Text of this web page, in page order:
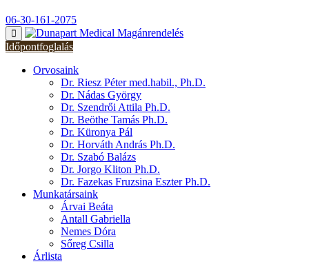
06-30-161-2075
Időpontfoglalás
Orvosaink
Dr. Riesz Péter med.habil., Ph.D.
Dr. Nádas György
Dr. Szendrői Attila Ph.D.
Dr. Beöthe Tamás Ph.D.
Dr. Küronya Pál
Dr. Horváth András Ph.D.
Dr. Szabó Balázs
Dr. Jorgo Kliton Ph.D.
Dr. Fazekas Fruzsina Eszter Ph.D.
Munkatársaink
Árvai Beáta
Antall Gabriella
Nemes Dóra
Sőreg Csilla
Árlista